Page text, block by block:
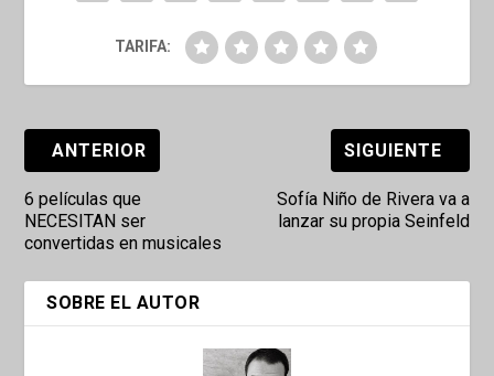
TARIFA:
ANTERIOR
6 películas que
NECESITAN ser
convertidas en musicales
SIGUIENTE
Sofía Niño de Rivera va a
lanzar su propia Seinfeld
SOBRE EL AUTOR